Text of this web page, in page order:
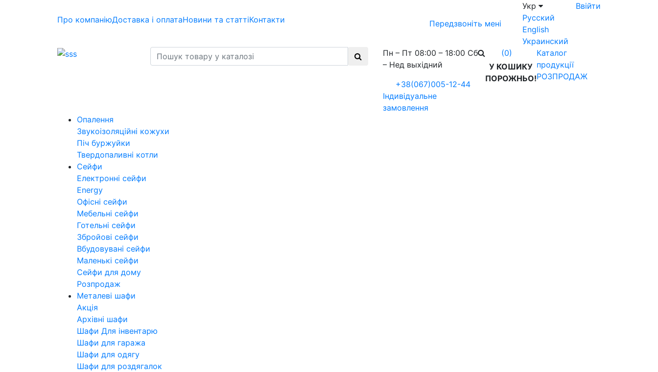
Про компаніюДоставка і оплатаНовини та статтіКонтакти Передзвоніть мені
Укр
Русский
English
Украинский
Ввійти
Пн – Пт 08:00 – 18:00 Сб
– Нед выхідний
+38(067)005-12-44
Індивідуальне
замовлення
(0)
У КОШИКУ
ПОРОЖНЬО!
Каталог
продукції
РОЗПРОДАЖ
Опалення
Звукоізоляційні кожухи
Піч буржуйки
Твердопаливні котли
Сейфи
Електронні сейфи
Energy
Офісні сейфи
Мебельні сейфи
Готельні сейфи
Збройові сейфи
Вбудовувані сейфи
Маленькі сейфи
Сейфи для дому
Розпродаж
Металеві шафи
Акція
Архівні шафи
Шафи Для інвентарю
Шафи для гаража
Шафи для одягу
Шафи для роздягалок